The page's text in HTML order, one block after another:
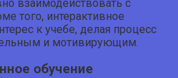
взаимодействовать с
того, интерактивное
к учебе, делая процесс
и мотивирующим.
обучение